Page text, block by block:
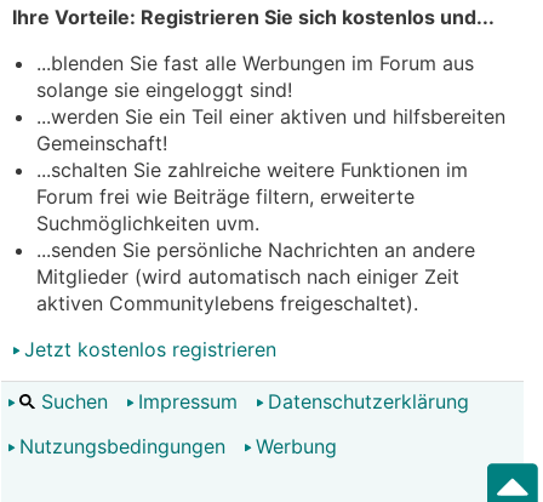
Ihre Vorteile: Registrieren Sie sich kostenlos und...
...blenden Sie fast alle Werbungen im Forum aus
solange sie eingeloggt sind!
...werden Sie ein Teil einer aktiven und hilfsbereiten
Gemeinschaft!
...schalten Sie zahlreiche weitere Funktionen im
Forum frei wie Beiträge filtern, erweiterte
Suchmöglichkeiten uvm.
...senden Sie persönliche Nachrichten an andere
Mitglieder (wird automatisch nach einiger Zeit
aktiven Communitylebens freigeschaltet).
Jetzt kostenlos registrieren
Suchen Impressum
Datenschutzerklärung
Nutzungsbedingungen
Werbung